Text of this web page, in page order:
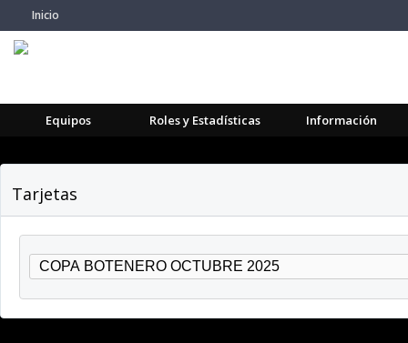
Inicio
Equipos Roles y Estadísticas Información
Tarjetas